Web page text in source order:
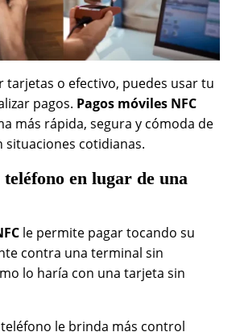
tarjetas o efectivo, puedes usar tu
pagos. Pagos móviles NFC
más rápida, segura y cómoda de
situaciones cotidianas.
en lugar de una
le permite pagar tocando su
contra una terminal sin
lo haría con una tarjeta sin
le brinda más control